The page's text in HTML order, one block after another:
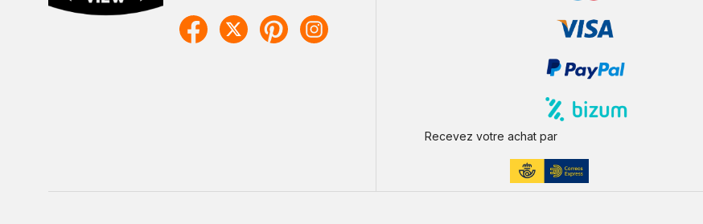
Recevez votre achat par